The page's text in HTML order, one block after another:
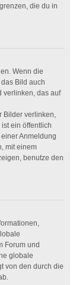
die du in
Wenn die
Bild auch
verlinken, das auf
Bilder verlinken,
ein öffentlich
Anmeldung
mit einem
benutze den
Forum und
globale
von den durch die